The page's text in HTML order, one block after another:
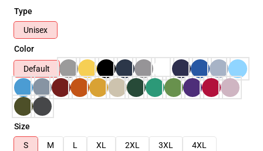
Type
Unisex
Color
Default
Size
S
M L XL 2XL 3XL
4XL